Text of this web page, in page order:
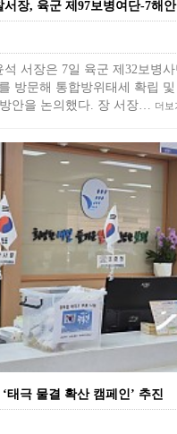
서장, 육군 제97보병여단-7해
서장은 7일 육군 제32보병
방문해 통합방위태세 확립
안을 논의했다. 장 서장…
더보
태극 물결 확산 캠페인’ 추진